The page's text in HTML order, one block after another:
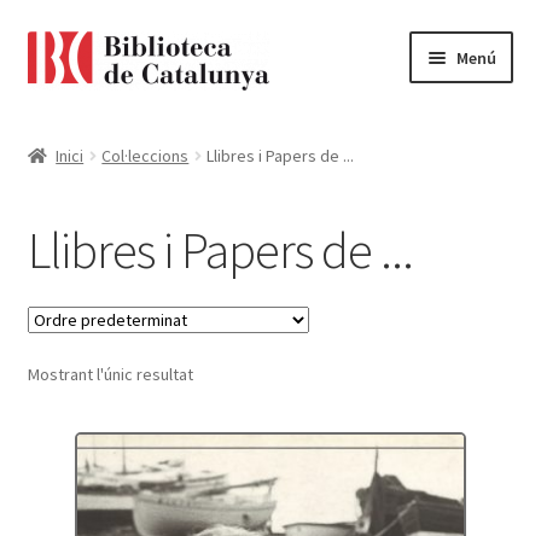
Menú
Cistella
El meu compte
Finalitzar compra
Novetats
Payment
Inici Col·leccions Llibres i Papers de ...
Llibres i Papers de ...
Mostrant l'únic resultat